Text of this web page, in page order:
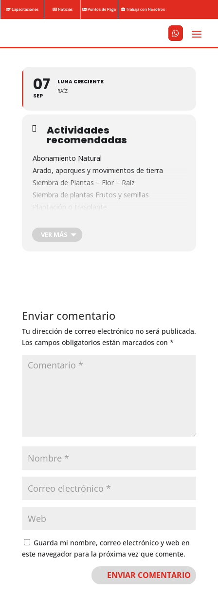
Capacitaciones Noticias Puntos de Pago Trabaja con Nosotros



07
SEP
LUNA CRECIENTE
RAÍZ
Actividades
recomendadas
Abonamiento Natural
Arado, aporques y movimientos de tierra
Siembra de Plantas – Flor – Raíz
Siembra de plantas Frutos y semillas
Plantación o trasplante
Cosecha de hojas, flores y frutos
Cosecha Plantas Medicinales
Riego General
VER MÁS
Enviar comentario
Tu dirección de correo electrónico no será publicada.
Los campos obligatorios están marcados con *
Guarda mi nombre, correo electrónico y web en
este navegador para la próxima vez que comente.